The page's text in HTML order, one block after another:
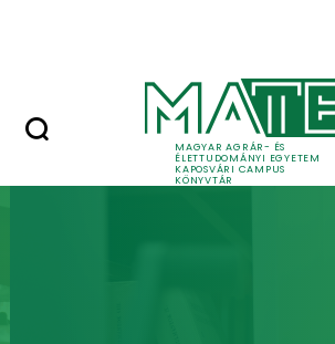
MAGYAR AGRÁR- ÉS
ÉLETTUDOMÁNYI EGYETEM
KAPOSVÁRI CAMPUS
KÖNYVTÁR
Home -